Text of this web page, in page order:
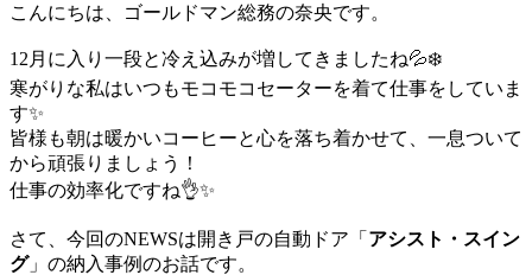
こんにちは、ゴールドマン総務の奈央です。
12月に入り一段と冷え込みが増してきましたね💦❄️
寒がりな私はいつもモコモコセーターを着て仕事をしていま
す✨
皆様も朝は暖かいコーヒーと心を落ち着かせて、一息ついて
から頑張りましょう！
仕事の効率化ですね👌✨
さて、今回のNEWSは開き戸の自動ドア「 アシスト・スイン
グ」の納入事例のお話です。